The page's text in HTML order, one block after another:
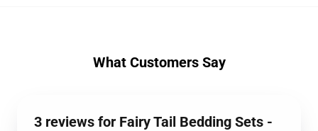
What Customers Say
3 reviews for Fairy Tail Bedding Sets -